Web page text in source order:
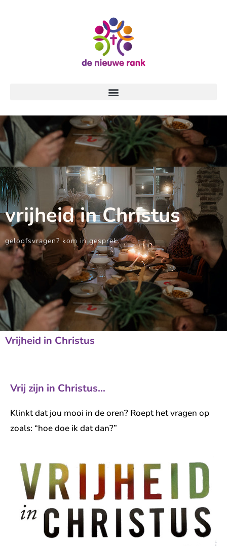
vrijheid in Christus
geloofsvragen? kom in gesprek.
Vrijheid in Christus
Vrij zijn in Christus…
Klinkt dat jou mooi in de oren? Roept het vragen op
zoals: “hoe doe ik dat dan?”